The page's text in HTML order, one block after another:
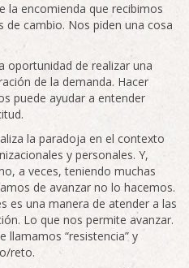
la encomienda que recibimos
cambio. Nos piden una cosa
oportunidad de realizar una
de la demanda. Hacer
puede ayudar a entender
la paradoja en el contexto
y personales. Y,
a veces, teniendo muchas
de avanzar no lo hacemos.
es una manera de atender a las
Lo que nos permite avanzar.
llamamos “resistencia” y
reto.